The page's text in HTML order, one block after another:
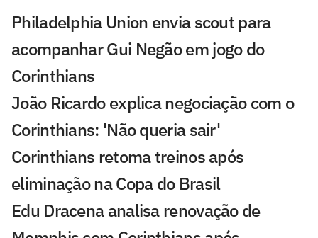
Philadelphia Union envia scout para
acompanhar Gui Negão em jogo do
Corinthians
João Ricardo explica negociação com o
Corinthians: 'Não queria sair'
Corinthians retoma treinos após
eliminação na Copa do Brasil
Edu Dracena analisa renovação de